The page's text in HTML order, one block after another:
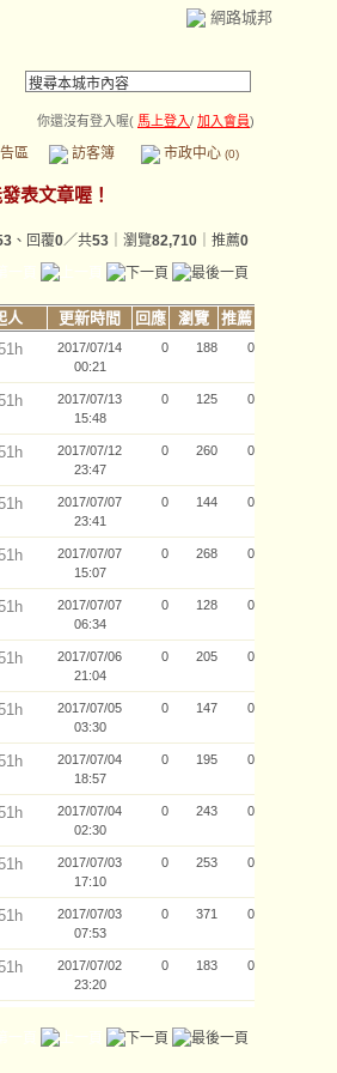
網路城邦
你還沒有登入喔( 馬上登入/ 加入會員)
區 訪客簿 市政中心 (0)
、回覆0／共53 ｜瀏覽82,710 ｜推薦0
人 更新時間 回應 瀏覽
推薦
2017/07/14
00:21
0 188 0
2017/07/13
15:48
0 125 0
2017/07/12
23:47
0 260 0
2017/07/07
23:41
0 144 0
2017/07/07
15:07
0 268 0
2017/07/07
06:34
0 128 0
2017/07/06
21:04
0 205 0
2017/07/05
03:30
0 147 0
2017/07/04
18:57
0 195 0
2017/07/04
02:30
0 243 0
2017/07/03
17:10
0 253 0
2017/07/03
07:53
0 371 0
2017/07/02
23:20
0 183 0